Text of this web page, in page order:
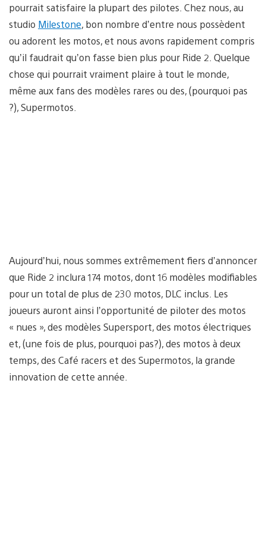
pourrait satisfaire la plupart des pilotes. Chez nous, au
studio Milestone, bon nombre d’entre nous possèdent
ou adorent les motos, et nous avons rapidement compris
qu’il faudrait qu’on fasse bien plus pour Ride 2. Quelque
chose qui pourrait vraiment plaire à tout le monde,
même aux fans des modèles rares ou des, (pourquoi pas
?), Supermotos.
Aujourd’hui, nous sommes extrêmement fiers d’annoncer
que Ride 2 inclura 174 motos, dont 16 modèles modifiables
pour un total de plus de 230 motos, DLC inclus. Les
joueurs auront ainsi l’opportunité de piloter des motos
« nues », des modèles Supersport, des motos électriques
et, (une fois de plus, pourquoi pas?), des motos à deux
temps, des Café racers et des Supermotos, la grande
innovation de cette année.